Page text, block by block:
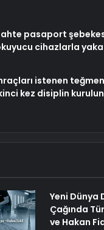
pasaport
cihazlarla
istenen
kez disiplin
Yeni Dünya
Çağında
ve Hakan